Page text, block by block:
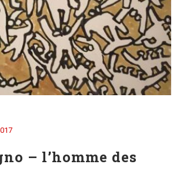
– l’homme des